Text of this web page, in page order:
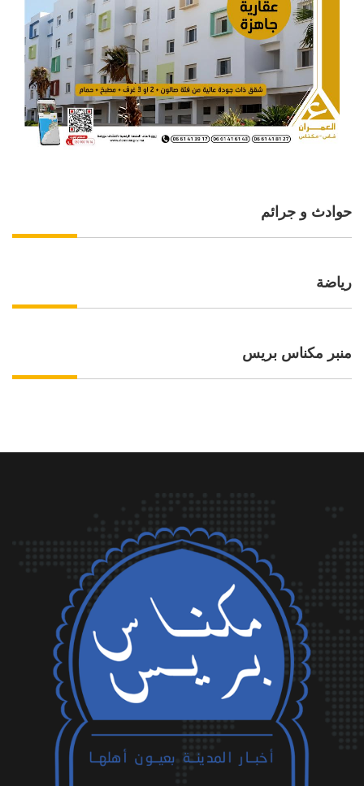
حوادث و جرائم
رياضة
منبر مكناس بريس